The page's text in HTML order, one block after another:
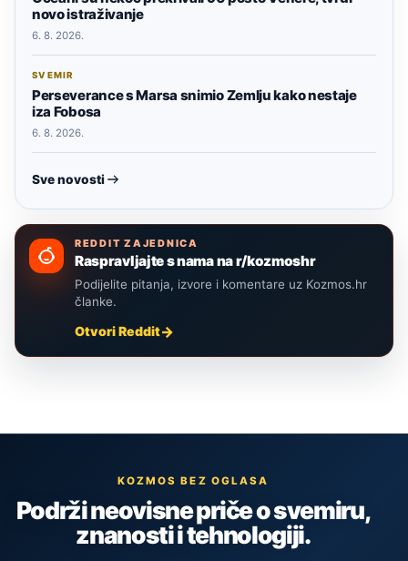
novo istraživanje
6. 8. 2026.
SVEMIR
Perseverance s Marsa snimio Zemlju kako nestaje
iza Fobosa
6. 8. 2026.
Sve novosti
REDDIT ZAJEDNICA
Raspravljajte s nama na r/kozmoshr
Podijelite pitanja, izvore i komentare uz Kozmos.hr
članke.
Otvori Reddit
KOZMOS BEZ OGLASA
Podrži neovisne priče o svemiru,
znanosti i tehnologiji.